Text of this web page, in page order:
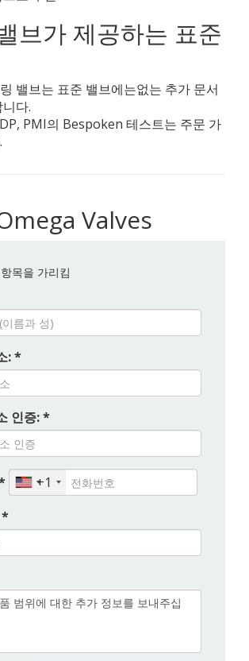
브가 제공하는 표준
밸브는 표준 밸브에는없는 추가 문서
다.
PMI의 Bespoken 테스트는 주문 가
Valves
목을 가리킴
: *
인증: *
+1
*